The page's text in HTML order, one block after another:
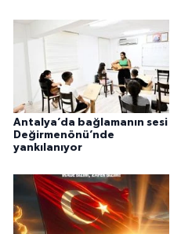
Antalya’da bağlamanın sesi
Değirmenönü’nde
yankılanıyor